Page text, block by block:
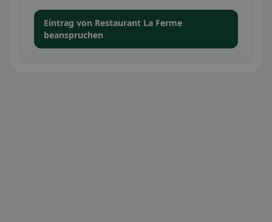
Eintrag von Restaurant La Ferme
beanspruchen